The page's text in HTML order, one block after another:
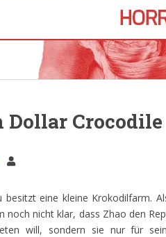
Crocodile
besitzt eine kleine Krokodilfarm.
noch nicht klar, dass Zhao den
will, sondern sie nur für